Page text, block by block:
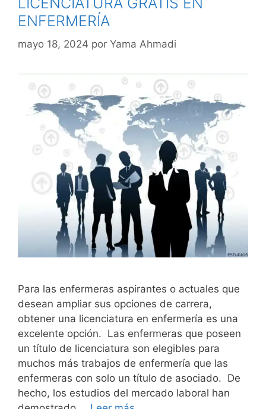
ENFERMERÍA
mayo 18, 2024 por Yama Ahmadi
Para las enfermeras aspirantes o actuales que
desean ampliar sus opciones de carrera,
obtener una licenciatura en enfermería es una
excelente opción. Las enfermeras que poseen
un título de licenciatura son elegibles para
muchos más trabajos de enfermería que las
enfermeras con solo un título de asociado. De
hecho, los estudios del mercado laboral han